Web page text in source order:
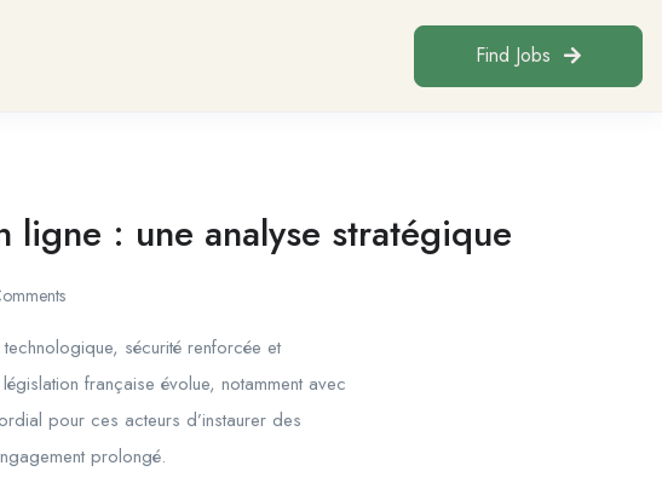
Find Jobs
ligne : une analyse stratégique
sécurité renforcée et
française évolue, notamment avec
pour ces acteurs d’instaurer des
prolongé.